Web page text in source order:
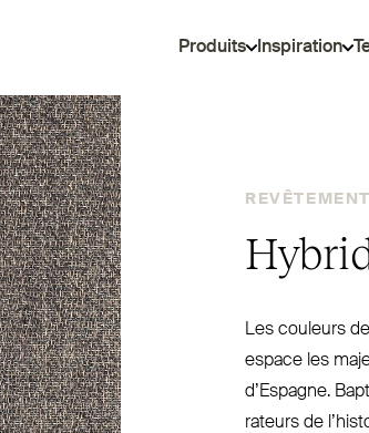
Produits Inspiration
Les couleurs
espace les
d’Espagne.
rateurs de